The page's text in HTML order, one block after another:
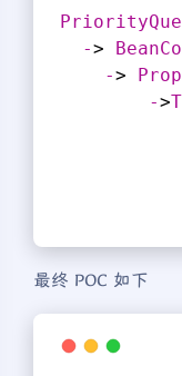
->
->
->
最终 POC 如下